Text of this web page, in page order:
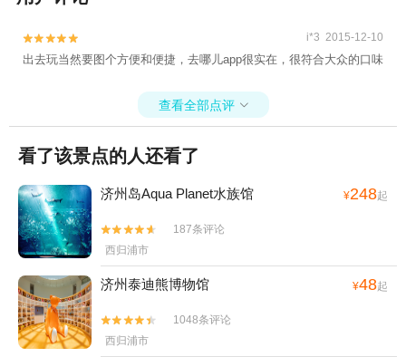

 i*3 2015-12-10
出去玩当然要图个方便和便捷，去哪儿app很实在，很符合大众的口味
查看全部点评 
看了该景点的人还看了
济州岛Aqua Planet水族馆 ¥248起


187条评论
西归浦市
济州泰迪熊博物馆 ¥48起


1048条评论
西归浦市